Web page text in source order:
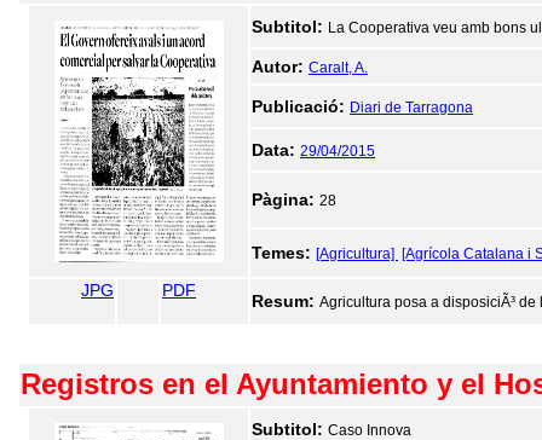
Subtitol: La Cooperativa veu amb bons
Autor: Caralt, A.
Publicació: Diari de Tarragona
Data: 29/04/2015
Pàgina: 28
Temes: [Agricultura] [Agrícola Catalana i
JPG PDF
Resum: Agricultura posa a disposiciÃ³
Registros en el Ayuntamiento y el
Subtitol: Caso Innova